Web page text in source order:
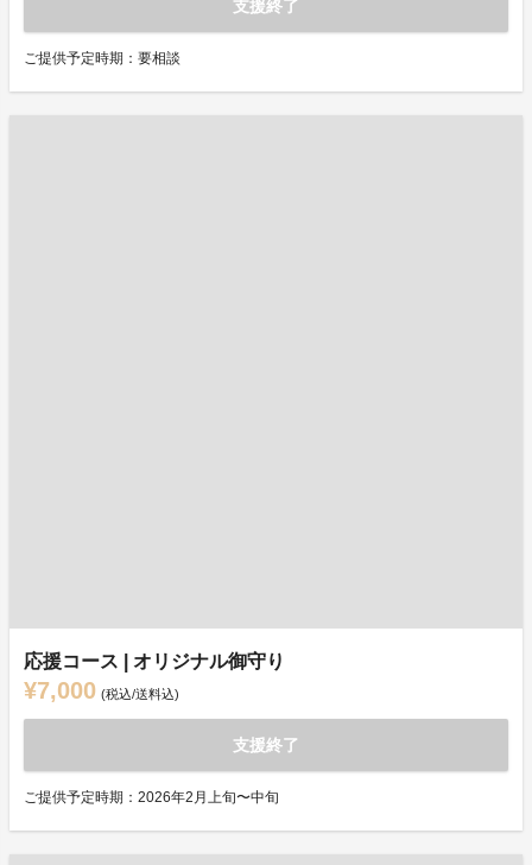
支援終了
ご提供予定時期：要相談
応援コース | オリジナル御守り
¥7,000 (税込/送料込)
支援終了
ご提供予定時期：2026年2月上旬〜中旬